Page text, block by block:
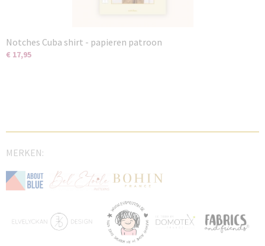
Notches Cuba shirt - papieren patroon
€ 17,95
MERKEN: